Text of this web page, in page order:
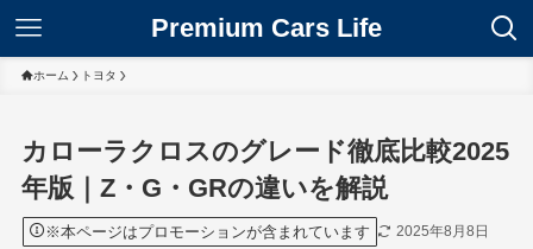
Premium Cars Life
ホーム トヨタ
カローラクロスのグレード徹底比較2025
年版｜Z・G・GRの違いを解説
※本ページはプロモーションが含まれています 2025年8月8日